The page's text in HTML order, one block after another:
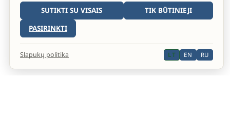
SUTIKTI SU VISAIS
TIK BŪTINIEJI
PASIRINKTI
Slapukų politika LT EN RU